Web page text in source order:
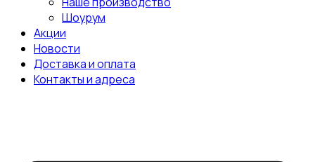
Шоурум
Акции
Новости
Доставка и оплата
Контакты и адреса